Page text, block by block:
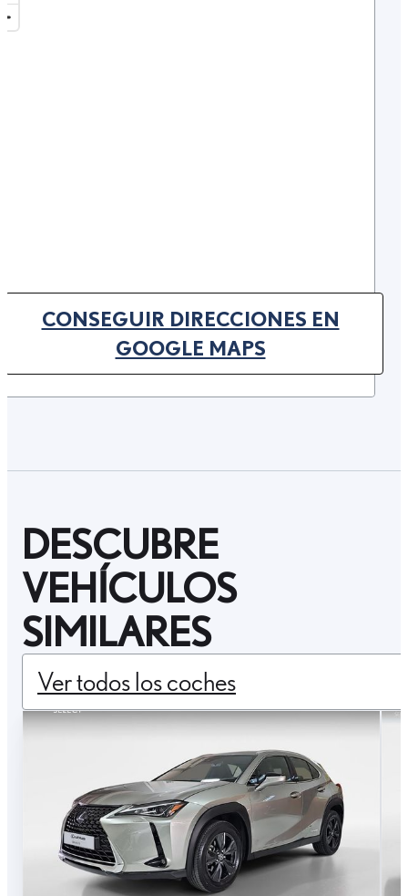
CONSEGUIR DIRECCIONES EN
GOOGLE MAPS(OPENS IN NEW TAB)
DESCUBRE
VEHÍCULOS
SIMILARES
Ver todos los coches